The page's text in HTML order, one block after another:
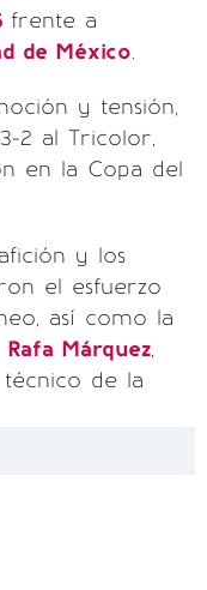
frente a
de México.
y tensión,
2 al Tricolor,
en la Copa del
y los
el esfuerzo
así como la
Rafa Márquez,
de la